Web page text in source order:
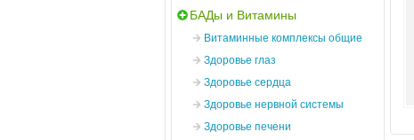
БАДы и Витамины
Витаминные комплексы общие
Здоровье глаз
Здоровье сердца
Здоровье нервной системы
Здоровье печени